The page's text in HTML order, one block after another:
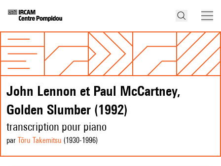
John Lennon et Paul McCartney,
Golden Slumber (1992)
transcription pour piano
par Tōru Takemitsu (1930-1996)